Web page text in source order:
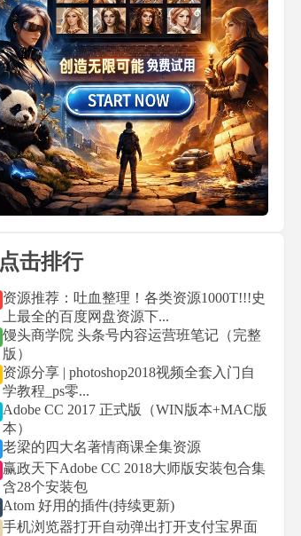
点击排行
资源推荐：吐血整理！各类资源1000T!!!史
上最全的百度网盘资源下...
馒头商学院 头条号内容运营班笔记（完整
版）
资源分享 | photoshop2018视频全套入门自
学教程_ps零...
Adobe CC 2017 正式版（WIN版本+MAC版
本）
老梁的四大名著情商课全集资源
赢政天下Adobe CC 2018大师版安装包合集
含28个安装包
Atom 好用的插件(持续更新)
手机浏览器打开自动弹出打开支付宝界面